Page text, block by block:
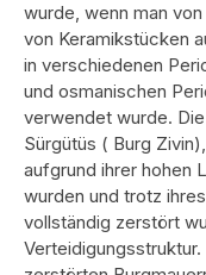
wurde, wenn man
von Keramikstücken
in verschiedenen
und osmanischen
verwendet wurde.
Sürgütüs ( Burg
aufgrund ihrer hohen
wurden und trotz
vollständig zerstört